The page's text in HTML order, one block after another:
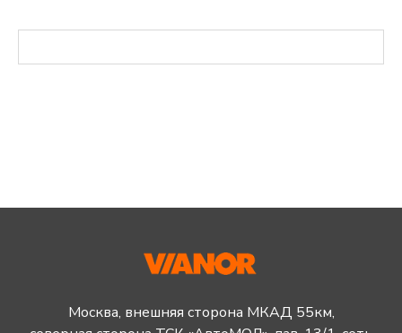
Москва, внешняя сторона МКАД 55км,